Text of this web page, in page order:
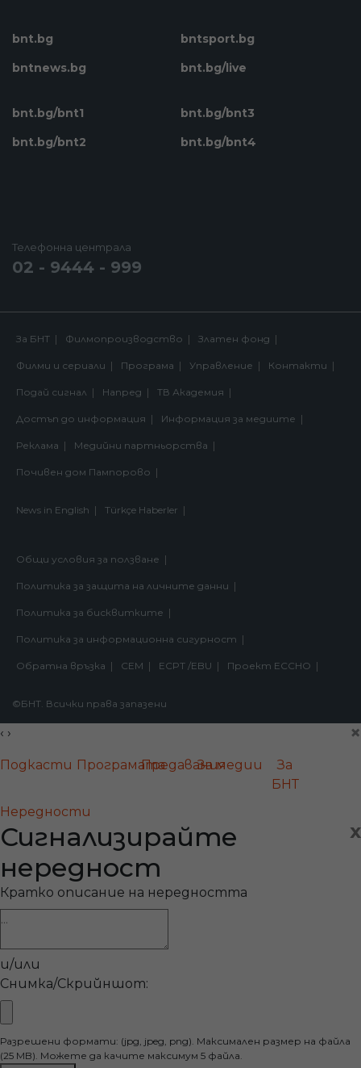
bnt.bg
bntnews.bg
bntsport.bg
bnt.bg/live
bnt.bg/bnt1
bnt.bg/bnt2
bnt.bg/bnt3
bnt.bg/bnt4
Телефонна централа
02 - 9444 - 999
За БНТ Филмопроизводство Златен фонд
Филми и сериали Програма Управление Контакти
Подай сигнал Напред ТВ Академия
Достъп до информация Информация за медиите
Реклама Медийни партньорства
Почивен дом Пампорово
News in English Türkçe Haberler
Общи условия за ползване
Политика за защита на личните данни
Политика за бисквитките
Политика за информационна сигурност
Обратна връзка СЕМ ECPT /EBU Проект ECCHO
©БНТ. Всички права запазени
‹ › ×
Подкасти ПрограматаПредаванияЗа медии
За
БНТ
Нередности
x
Сигнализирайте
нередност
Кратко описание на нередността
и/или
Снимка/Скрийншот:
Разрешени формати: (jpg, jpeg, png). Максимален размер на файла
(25 MB). Можете да качите максимум 5 файла.